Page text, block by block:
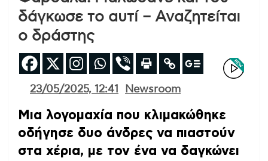
δάγκωσε το αυτί – Αναζητείται
ο δράστης
23/05/2025, 12:41 Newsroom
Μια λογομαχία που κλιμακώθηκε
οδήγησε δυο άνδρες να πιαστούν
στα χέρια, με τον ένα να δαγκώνει